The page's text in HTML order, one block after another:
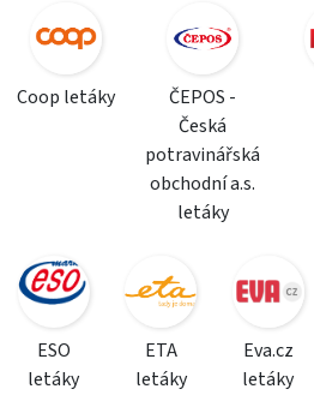
Coop letáky
ČEPOS -
Česká
potravinářská
obchodní a.s.
letáky
ESO
letáky
ETA
letáky
Eva.cz
letáky